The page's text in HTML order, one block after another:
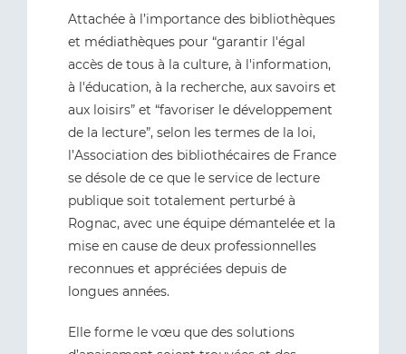
Attachée à l’importance des bibliothèques
et médiathèques pour “garantir l'égal
accès de tous à la culture, à l'information,
à l'éducation, à la recherche, aux savoirs et
aux loisirs” et “favoriser le développement
de la lecture”, selon les termes de la loi,
l’Association des bibliothécaires de France
se désole de ce que le service de lecture
publique soit totalement perturbé à
Rognac, avec une équipe démantelée et la
mise en cause de deux professionnelles
reconnues et appréciées depuis de
longues années.
Elle forme le vœu que des solutions